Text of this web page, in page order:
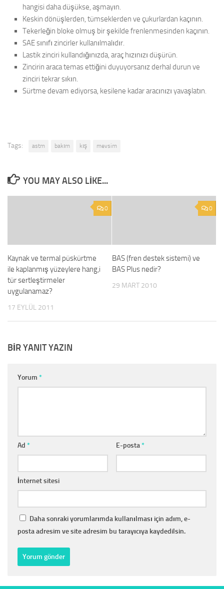
hangisi daha düşükse, aşmayın.
Keskin dönüşlerden, tümseklerden ve çukurlardan kaçının.
Tekerleğin bloke olmuş bir şekilde frenlenmesinden kaçının.
SAE sınıfı zincirler kullanılmalıdır.
Lastik zinciri kullandığınızda, araç hızınızı düşürün.
Zincirin araca temas ettiğini duyuyorsanız derhal durun ve
zinciri tekrar sıkın.
Sürtme devam ediyorsa, kesilene kadar aracınızı yavaşlatın.
Tags: astm bakım kış mevsim
YOU MAY ALSO LIKE...
0
Kaynak ve termal püskürtme
ile kaplanmış yüzeylere hang,i
tür sertleştirmeler
uygulanamaz?
17 EYLÜL 2011
0
BAS (fren destek sistemi) ve
BAS Plus nedir?
29 MART 2010
BIR YANIT YAZIN
Yorum *
Ad * E-posta*
İnternet sitesi
Daha sonraki yorumlarımda kullanılması için adım, e-
posta adresim ve site adresim bu tarayıcıya kaydedilsin.